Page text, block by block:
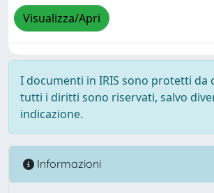
Visualizza/Apri
I documenti in IRIS sono protetti da
tutti i diritti sono riservati, salvo
indicazione.
Informazioni